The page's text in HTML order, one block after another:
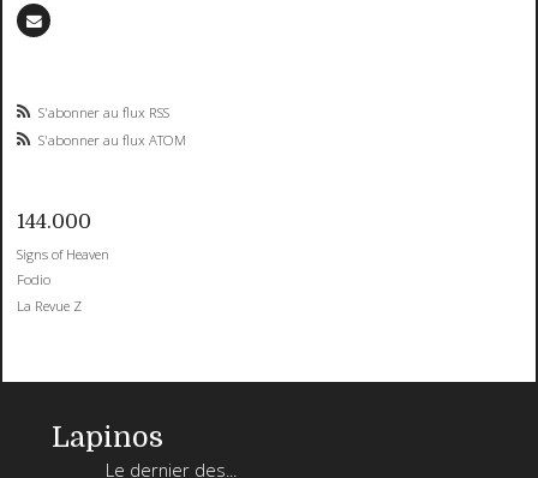
S'abonner au flux RSS
S'abonner au flux ATOM
144.000
Signs of Heaven
Fodio
La Revue Z
Lapinos
Le dernier des...